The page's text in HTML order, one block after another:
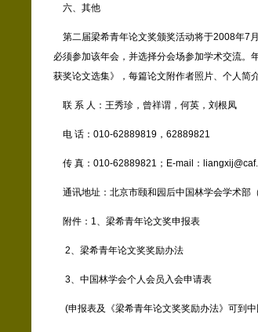
六、其他
第二届梁希青年论文奖颁奖活动将于2008年7
必须参加该年会，并选择分会场参加学术交流。
获奖论文选集》，每篇论文附作者照片、个人简
联 系 人：王秀珍，曾祥谓，何英，刘根凤
电 话：010-62889819，62889821
传 真：010-62889821；E-mail：
通讯地址：北京市颐和园后中国林学会学术部
附件：1、梁希青年论文奖申报表
2、梁希青年论文奖奖励办法
3、中国林学会个人会员入会申请表
(申报表及《梁希青年论文奖奖励办法》可到